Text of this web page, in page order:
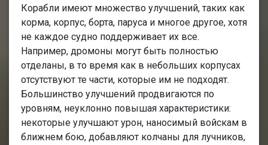
Корабли имеют множество улучшений, таких как
корма, корпус, борта, паруса и многое другое, хотя
не каждое судно поддерживает их все.
Например, дромоны могут быть полностью
отделаны, в то время как в небольших корпусах
отсутствуют те части, которые им не подходят.
Большинство улучшений продвигаются по
уровням, неуклонно повышая характеристики:
некоторые улучшают урон, наносимый войскам в
ближнем бою, добавляют колчаны для лучников,